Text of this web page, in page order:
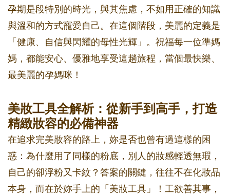
孕期是段特別的時光，與其焦慮，不如用正確的知識
與溫和的方式寵愛自己。在這個階段，美麗的定義是
「健康、自信與閃耀的母性光輝」。祝福每一位準媽
媽，都能安心、優雅地享受這趟旅程，當個最快樂、
最美麗的孕媽咪！
美妝工具全解析：從新手到高手，打造
精緻妝容的必備神器
在追求完美妝容的路上，妳是否也曾有過這樣的困
惑：為什麼用了同樣的粉底，別人的妝感輕透無瑕，
自己的卻浮粉又卡紋？答案的關鍵，往往不在化妝品
本身，而在於妳手上的「美妝工具」！工欲善其事，